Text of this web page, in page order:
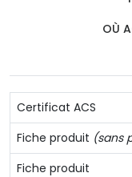
OÙ
Certificat ACS
Fiche produit (sans
Fiche produit